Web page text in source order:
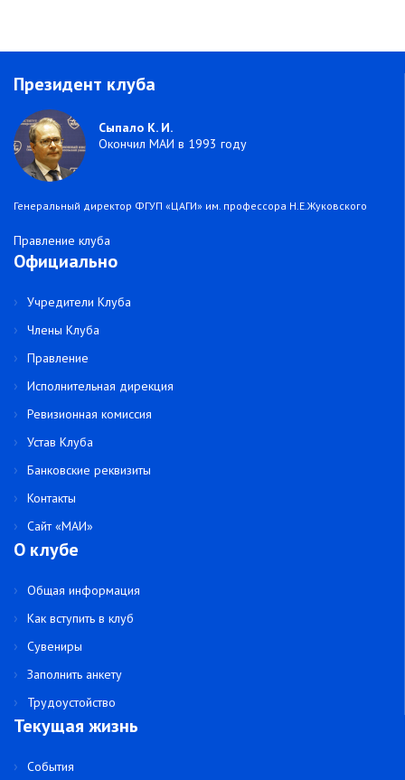
Президент клуба
Сыпало К. И.
Окончил МАИ в 1993 году
Генеральный директор ФГУП «ЦАГИ» им. профессора Н.Е.Жуковского
Правление клуба
Официально
Учредители Клуба
Члены Клуба
Правление
Исполнительная дирекция
Ревизионная комиссия
Устав Клуба
Банковские реквизиты
Контакты
Сайт «МАИ»
О клубе
Общая информация
Как вступить в клуб
Сувениры
Заполнить анкету
Трудоустойство
Текущая жизнь
События